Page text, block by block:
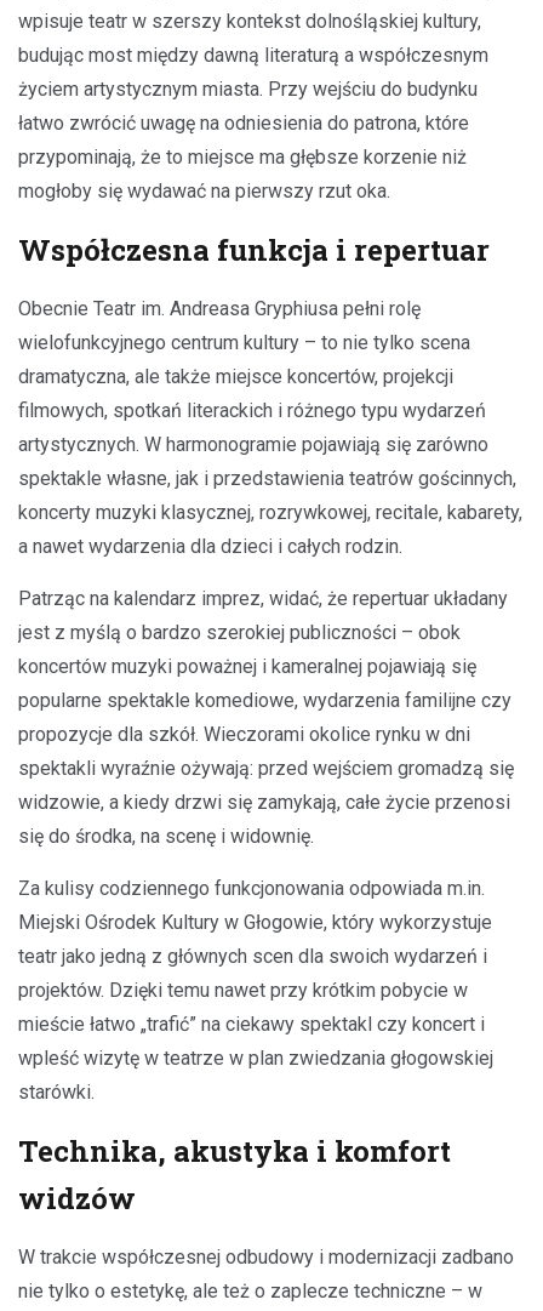
wpisuje teatr w szerszy kontekst dolnośląskiej kultury,
budując most między dawną literaturą a współczesnym
życiem artystycznym miasta. Przy wejściu do budynku
łatwo zwrócić uwagę na odniesienia do patrona, które
przypominają, że to miejsce ma głębsze korzenie niż
mogłoby się wydawać na pierwszy rzut oka.
Współczesna funkcja i repertuar
Obecnie Teatr im. Andreasa Gryphiusa pełni rolę
wielofunkcyjnego centrum kultury – to nie tylko scena
dramatyczna, ale także miejsce koncertów, projekcji
filmowych, spotkań literackich i różnego typu wydarzeń
artystycznych. W harmonogramie pojawiają się zarówno
spektakle własne, jak i przedstawienia teatrów gościnnych,
koncerty muzyki klasycznej, rozrywkowej, recitale, kabarety,
a nawet wydarzenia dla dzieci i całych rodzin.
Patrząc na kalendarz imprez, widać, że repertuar układany
jest z myślą o bardzo szerokiej publiczności – obok
koncertów muzyki poważnej i kameralnej pojawiają się
popularne spektakle komediowe, wydarzenia familijne czy
propozycje dla szkół. Wieczorami okolice rynku w dni
spektakli wyraźnie ożywają: przed wejściem gromadzą się
widzowie, a kiedy drzwi się zamykają, całe życie przenosi
się do środka, na scenę i widownię.
Za kulisy codziennego funkcjonowania odpowiada m.in.
Miejski Ośrodek Kultury w Głogowie, który wykorzystuje
teatr jako jedną z głównych scen dla swoich wydarzeń i
projektów. Dzięki temu nawet przy krótkim pobycie w
mieście łatwo „trafić” na ciekawy spektakl czy koncert i
wpleść wizytę w teatrze w plan zwiedzania głogowskiej
starówki.
Technika, akustyka i komfort
widzów
W trakcie współczesnej odbudowy i modernizacji zadbano
nie tylko o estetykę, ale też o zaplecze techniczne – w